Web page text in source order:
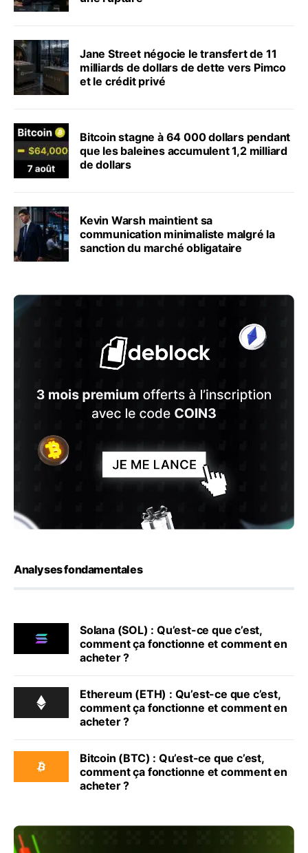
Jane Street négocie le transfert de 11
milliards de dollars de dette vers Pimco
et le crédit privé
Bitcoin stagne à 64 000 dollars pendant
que les baleines accumulent 1,2 milliard
de dollars
Kevin Warsh maintient sa
communication minimaliste malgré la
sanction du marché obligataire
Analyses fondamentales
Solana (SOL) : Qu’est-ce que c’est,
comment ça fonctionne et comment en
acheter ?
Ethereum (ETH) : Qu’est-ce que c’est,
comment ça fonctionne et comment en
acheter ?
Bitcoin (BTC) : Qu’est-ce que c’est,
comment ça fonctionne et comment en
acheter ?